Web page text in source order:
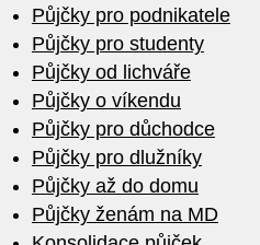
Půjčky pro podnikatele
Půjčky pro studenty
Půjčky od lichváře
Půjčky o víkendu
Půjčky pro důchodce
Půjčky pro dlužníky
Půjčky až do domu
Půjčky ženám na MD